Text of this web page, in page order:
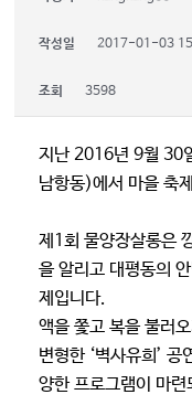
작성일 2017-01-03
조회 3598
지난 2016년 9월 30
남항동)에서 마을 축
제1회 물양장살롱은
을 알리고 대평동의
제입니다.
액을 쫓고 복을 불러
변형한 ‘벽사유희’
양한 프로그램이 마련